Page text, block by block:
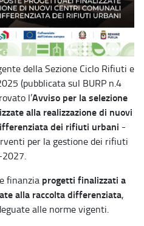
della Sezione Ciclo Rifiuti e
(pubblicata sul BURP n.4
l’Avviso per la selezione
alla realizzazione di nuovi
dei rifiuti urbani -
per la gestione dei rifiuti
2027.
finanzia progetti finalizzati a
alla raccolta differenziata,
alle norme vigenti.